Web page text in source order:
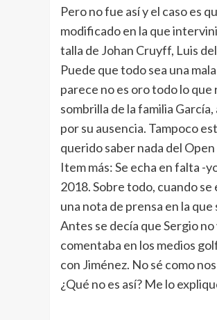
Pero no fue así y el caso es
modificado en la que
talla de Johan Cruyff, Luis
Puede que todo sea una
parece no es oro todo lo que
sombrilla de la familia
por su ausencia. Tampoco
querido saber nada del
Item más: Se echa en falta -
2018. Sobre todo, cuando
una nota de prensa en la
Antes se decía que Sergio
comentaba en los medios
con Jiménez. No sé como
¿Qué no es así? Me lo